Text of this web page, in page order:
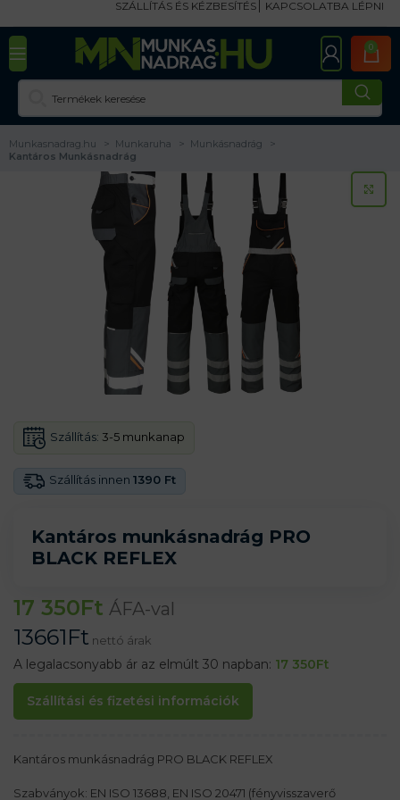
SZÁLLÍTÁS ÉS KÉZBESÍTÉS KAPCSOLATBA LÉPNI
0
Munkasnadrag.hu Munkaruha
Munkásnadrág
Kantáros Munkásnadrág
Kantáros munkásnadrág PRO
BLACK REFLEX
Szállítás innen 1390 Ft
Szállítás: 3-5 munkanap
17 350Ft ÁFA-val
13661Ft nettó árak
A legalacsonyabb ár az elmúlt 30 napban: 17 350Ft
Szállítási és fizetési információk
Kantáros munkásnadrág PRO BLACK REFLEX
Szabványok: EN ISO 13688, EN ISO 20471 (fényvisszaverő